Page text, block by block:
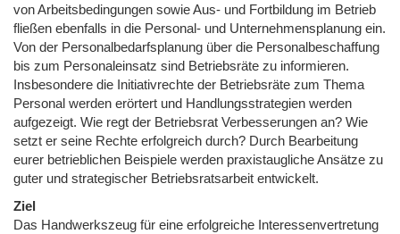
von Arbeitsbedingungen sowie Aus- und Fortbildung im Betrieb
fließen ebenfalls in die Personal- und Unternehmensplanung ein.
Von der Personalbedarfsplanung über die Personalbeschaffung
bis zum Personaleinsatz sind Betriebsräte zu informieren.
Insbesondere die Initiativrechte der Betriebsräte zum Thema
Personal werden erörtert und Handlungsstrategien werden
aufgezeigt. Wie regt der Betriebsrat Verbesserungen an? Wie
setzt er seine Rechte erfolgreich durch? Durch Bearbeitung
eurer betrieblichen Beispiele werden praxistaugliche Ansätze zu
guter und strategischer Betriebsratsarbeit entwickelt.
Ziel
Das Handwerkszeug für eine erfolgreiche Interessenvertretung